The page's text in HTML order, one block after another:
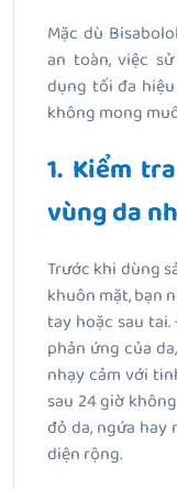
Mặc dù
an toàn, việc
dụng tối đa
không mong
1. Kiểm
vùng da
Trước khi dùng
khuôn mặt, bạn
tay hoặc sau
phản ứng của
nhạy cảm với
sau 24 giờ
đỏ da, ngứa hay
diện rộng.